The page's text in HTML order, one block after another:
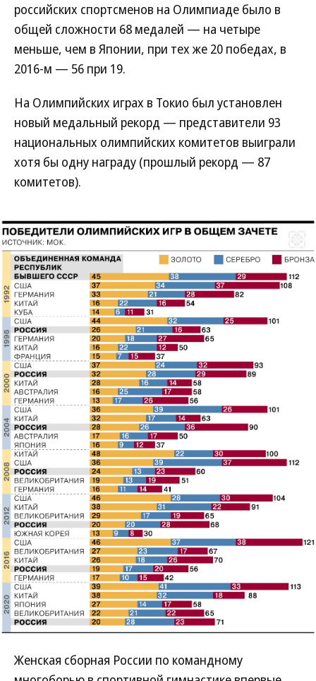
российских спортсменов на Олимпиаде было в
общей сложности 68 медалей — на четыре
меньше, чем в Японии, при тех же 20 победах, в
2016-м — 56 при 19.
На Олимпийских играх в Токио был установлен
новый медальный рекорд — представители 93
национальных олимпийских комитетов выиграли
хотя бы одну награду (прошлый рекорд — 87
комитетов).
Развернуть
Женская сборная России по командному